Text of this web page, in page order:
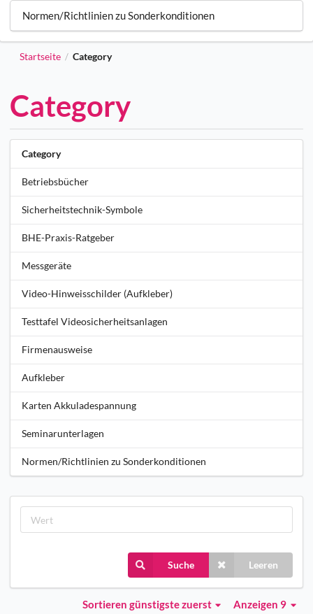
Normen/Richtlinien zu Sonderkonditionen
Startseite / Category
Category
Category
Betriebsbücher
Sicherheitstechnik-Symbole
BHE-Praxis-Ratgeber
Messgeräte
Video-Hinweisschilder (Aufkleber)
Testtafel Videosicherheitsanlagen
Firmenausweise
Aufkleber
Karten Akkuladespannung
Seminarunterlagen
Normen/Richtlinien zu Sonderkonditionen
Suche Leeren
Anzeigen 9
Sortieren günstigste zuerst